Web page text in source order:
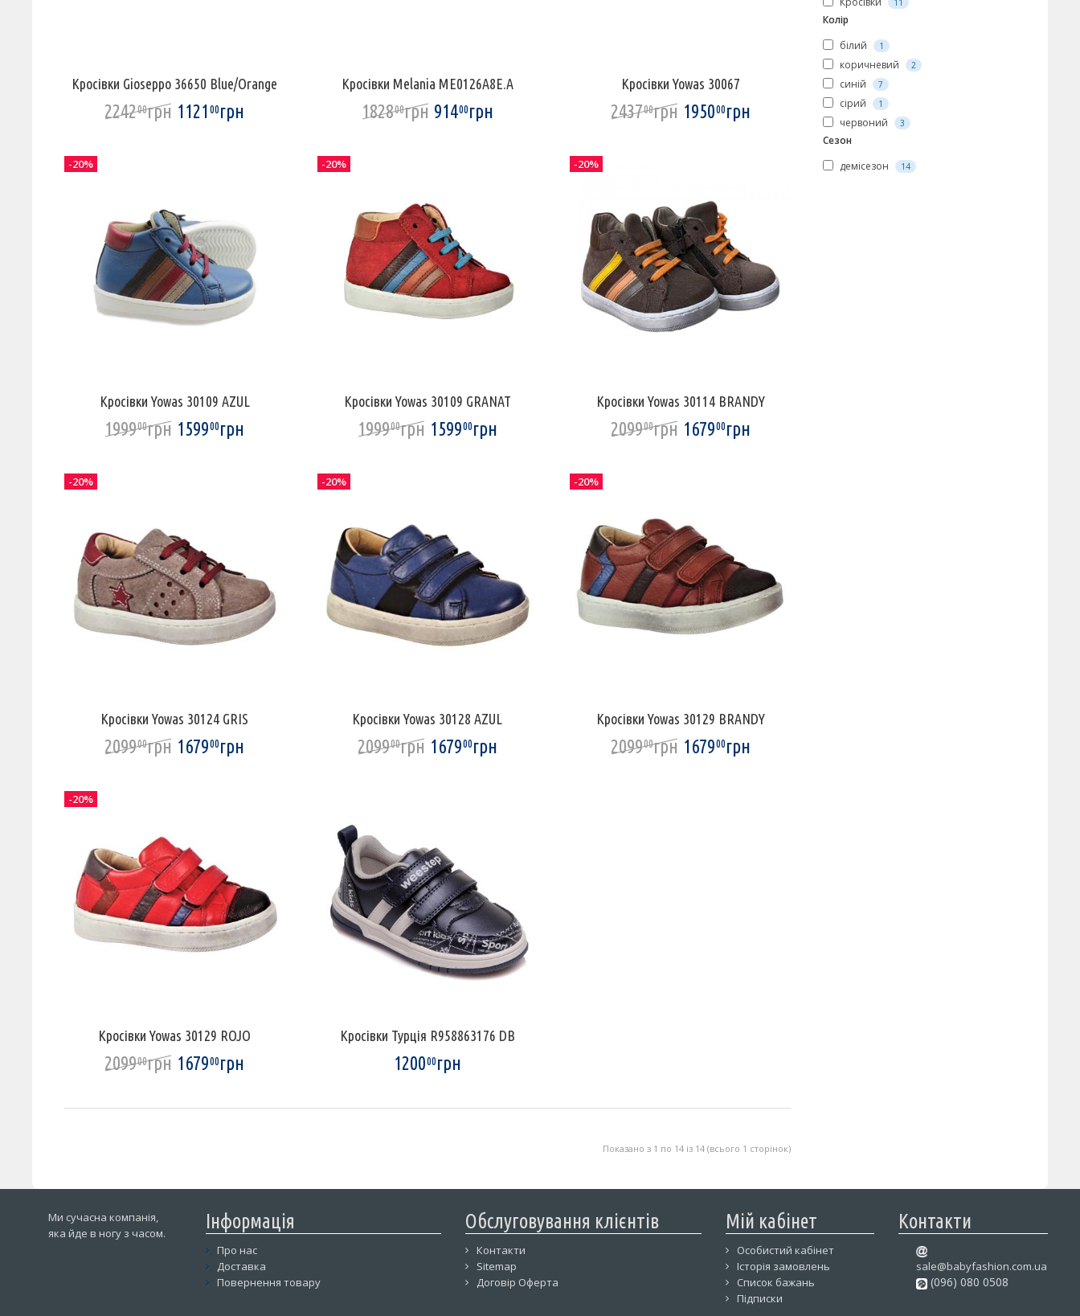
Кросівки Gioseppo 36650 Blue/Orange
224200грн 1121 00грн
Кросівки Melania ME0126A8E.A
182800грн 91400грн
Кросівки Yowas 30067
243700грн 195000грн
Кросівки Yowas 30109 AZUL
199900грн 159900грн
-20%
Кросівки Yowas 30109 GRANAT
199900грн 159900грн
-20%
Кросівки Yowas 30114 BRANDY
209900грн 167900грн
-20%
Кросівки Yowas 30124 GRIS
209900грн 167900грн
-20%
Кросівки Yowas 30128 AZUL
209900грн 167900грн
-20%
Кросівки Yowas 30129 BRANDY
209900грн 167900грн
-20%
Кросівки Yowas 30129 ROJO
209900грн 167900грн
-20%
Кросівки Турція R958863176 DB
120000грн
Показано з 1 по 14 із 14 (всього 1 сторінок)
11
Колір
білий
1
коричневий 2
синій 7
сірий 1
червоний 3
Сезон
демісезон
14
Ми сучасна компанія,
яка йде в ногу з часом.
Інформація
Про нас
Доставка
Повернення товару
Обслуговування клієнтів
Контакти
Sitemap
Договір Оферта
Мій кабінет
Особистий кабінет
Історія замовлень
Список бажань
Підписки
Контакти
sale@babyfashion.com.ua
(096) 080 0508